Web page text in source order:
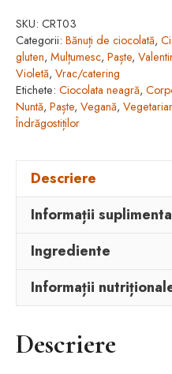
SKU: CRT03
Categorii: Bănuți de ciocolată,
gluten, Mulțumesc, Paște,
Violetă, Vrac/catering
Etichete: Ciocolata neagră,
Nuntă, Paște, Vegană,
Îndrăgostiților
Descriere
Informații
Ingrediente
Informații
Descriere